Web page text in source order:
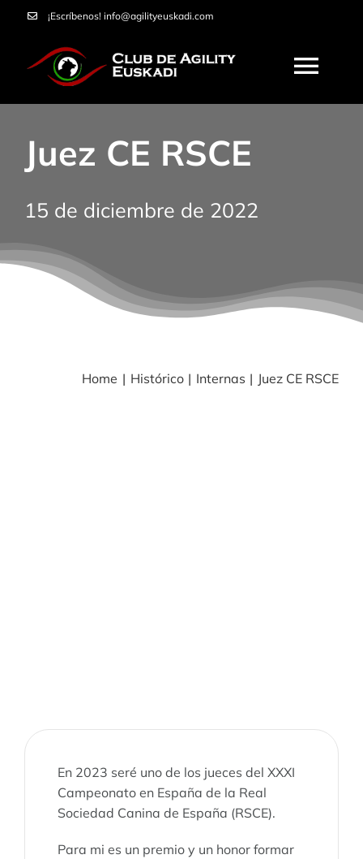
Saltar
contenido
¡Escríbenos! info@agilityeuskadi.com
CURSOS
Juez CE RSCE
15 de diciembre de 2022
Home Histórico Internas Juez CE RSCE
En 2023 seré uno de los jueces del XXXI
Campeonato en España de la Real
Sociedad Canina de España (RSCE).
Para mi es un premio y un honor formar